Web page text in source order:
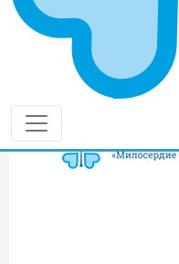
Отчетность